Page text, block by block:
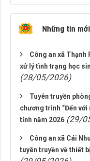
Những tin
Công an xã
xử lý tình trạng học
(28/05/2026)
Tuyên truyền
chương trình “Đến với
tỉnh năm 2026 (29/
Công an xã Cái
tuyên truyền về thiết